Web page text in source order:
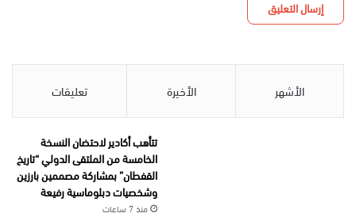
الأشهر الأخيرة تعليقات
تتأهب أكادير لاحتضان النسخة
الخامسة من الملتقى الدولي “تاريخ
القفطان” بمشاركة مصممين بارزين
وشخصيات دبلوماسية رفيعة
منذ 7 ساعات